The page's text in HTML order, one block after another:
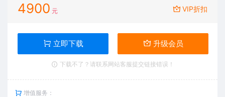
4900 元 VIP折扣
立即下载 升级会员
下载不了？请联系网站客服提交链接错误！
增值服务：